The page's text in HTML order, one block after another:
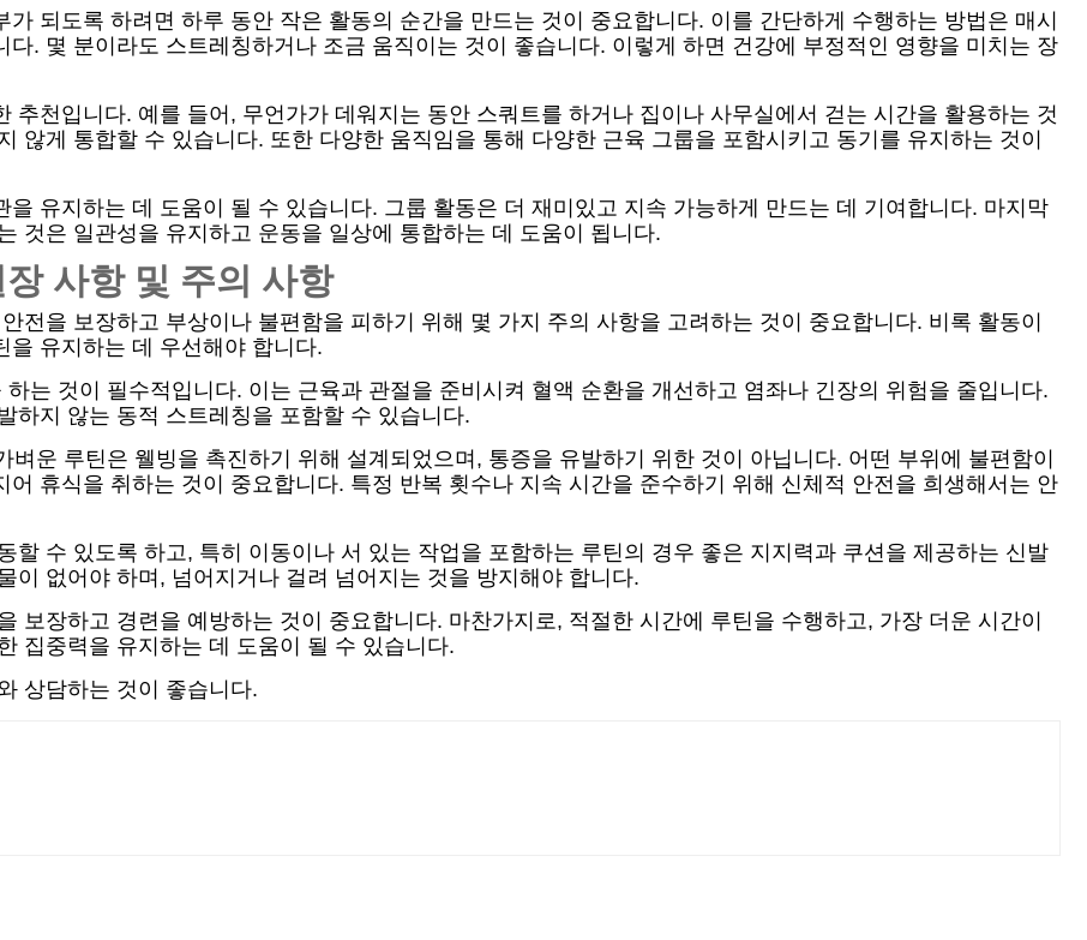
되도록 하려면 하루 동안 작은 활동의 순간을 만드는 것이 중요합니다. 이를 간단하게 수행하는 방법은 매시
. 몇 분이라도 스트레칭하거나 조금 움직이는 것이 좋습니다. 이렇게 하면 건강에 부정적인 영향을 미치는 장
추천입니다. 예를 들어, 무언가가 데워지는 동안 스쿼트를 하거나 집이나 사무실에서 걷는 시간을 활용하는 것
않게 통합할 수 있습니다. 또한 다양한 움직임을 통해 다양한 근육 그룹을 포함시키고 동기를 유지하는 것이
유지하는 데 도움이 될 수 있습니다. 그룹 활동은 더 재미있고 지속 가능하게 만드는 데 기여합니다. 마지막
것은 일관성을 유지하고 운동을 일상에 통합하는 데 도움이 됩니다.
사항 및 주의 사항
전을 보장하고 부상이나 불편함을 피하기 위해 몇 가지 주의 사항을 고려하는 것이 중요합니다. 비록 활동이
을 유지하는 데 우선해야 합니다.
는 것이 필수적입니다. 이는 근육과 관절을 준비시켜 혈액 순환을 개선하고 염좌나 긴장의 위험을 줄입니다.
하지 않는 동적 스트레칭을 포함할 수 있습니다.
운 루틴은 웰빙을 촉진하기 위해 설계되었으며, 통증을 유발하기 위한 것이 아닙니다. 어떤 부위에 불편함이
휴식을 취하는 것이 중요합니다. 특정 반복 횟수나 지속 시간을 준수하기 위해 신체적 안전을 희생해서는 안
할 수 있도록 하고, 특히 이동이나 서 있는 작업을 포함하는 루틴의 경우 좋은 지지력과 쿠션을 제공하는 신발
이 없어야 하며, 넘어지거나 걸려 넘어지는 것을 방지해야 합니다.
보장하고 경련을 예방하는 것이 중요합니다. 마찬가지로, 적절한 시간에 루틴을 수행하고, 가장 더운 시간이
집중력을 유지하는 데 도움이 될 수 있습니다.
상담하는 것이 좋습니다.